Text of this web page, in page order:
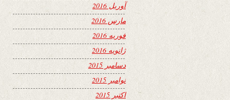
آوریل 2016
مارس 2016
فوریه 2016
ژانویه 2016
دسامبر 2015
نوامبر 2015
اکتبر 2015